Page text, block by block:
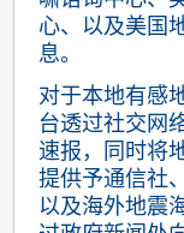
心、以及美国
息。
对于本地有感
台透过社交网
速报，同时将
提供予通信社
以及海外地震